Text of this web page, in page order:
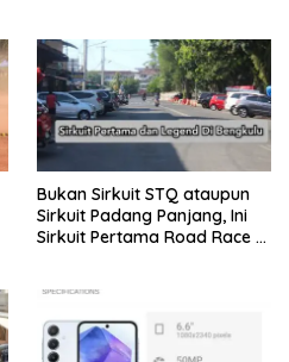
Bukan Sirkuit STQ ataupun
Sirkuit Padang Panjang, Ini
Sirkuit Pertama Road Race di